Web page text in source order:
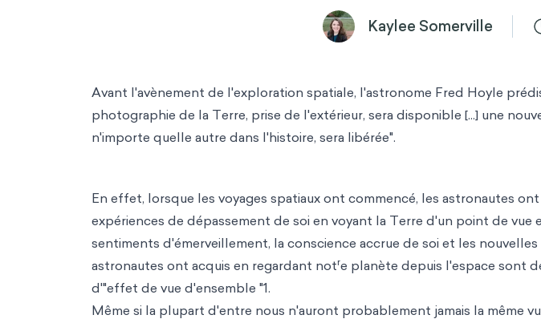
Kaylee Somerville
Avant l'avènement de l'exploration spatiale, l'astronome Fred Hoyle
photographie de la Terre, prise de l'extérieur, sera disponible [...] une
n'importe quelle autre dans l'histoire, sera libérée".
En effet, lorsque les voyages spatiaux ont commencé, les astronautes
expériences de dépassement de soi en voyant la Terre d'un point de vue
sentiments d'émerveillement, la conscience accrue de soi et les
astronautes ont acquis en regardant notre planète depuis l'espace sont
d'"effet de vue d'ensemble "1.
Même si la plupart d'entre nous n'auront probablement jamais la même